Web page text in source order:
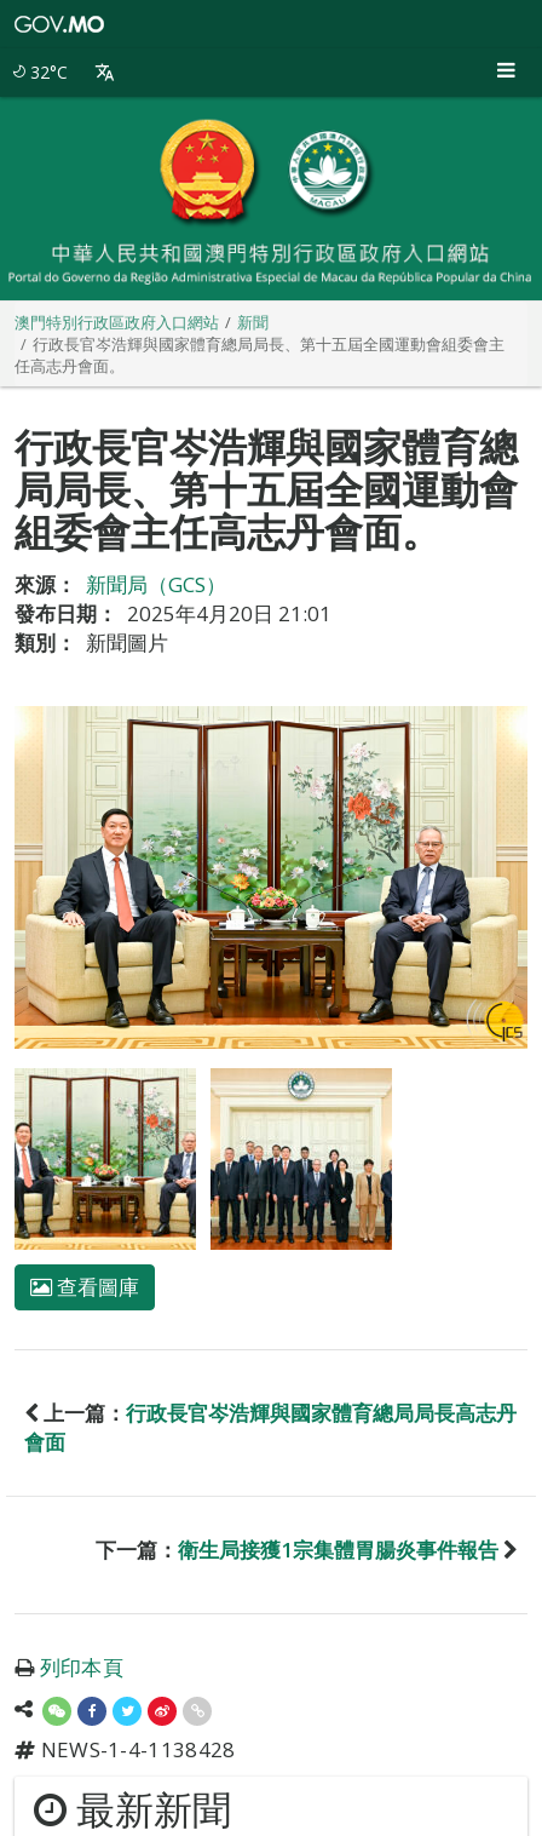
32°C
澳門特別行政區政府入口網站
新聞
行政長官岑浩輝與國家體育總局局長、第十五屆全國運動會組委會主
任高志丹會面。
行政長官岑浩輝與國家體育總
局局長、第十五屆全國運動會
組委會主任高志丹會面。
來源：
新聞局（GCS）
發布日期：
2025年4月20日 21:01
類別：
新聞圖片
查看圖庫
上一篇： 行政長官岑浩輝與國家體育總局局長高志丹
會面
下一篇： 衛生局接獲1宗集體胃腸炎事件報告
列印本頁
NEWS-1-4-1138428
最新新聞